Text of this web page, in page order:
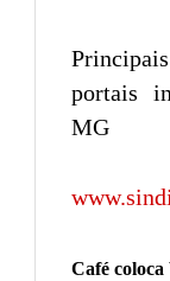
portais
MG
Café